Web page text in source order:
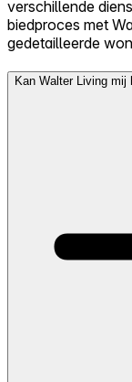
verschillende
biedproces met
gedetailleerde
Kan Walter Living mij